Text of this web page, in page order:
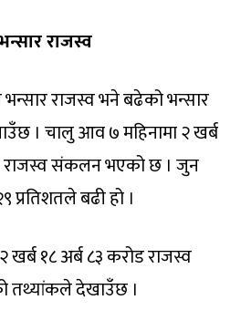
राजस्व
राजस्व भने बढेको भन्सार
। चालु आव ७ महिनामा २ खर्ब
राजस्व संकलन भएको छ । जुन
बढी हो ।
१८ अर्ब ८३ करोड राजस्व
तथ्यांकले देखाउँछ ।